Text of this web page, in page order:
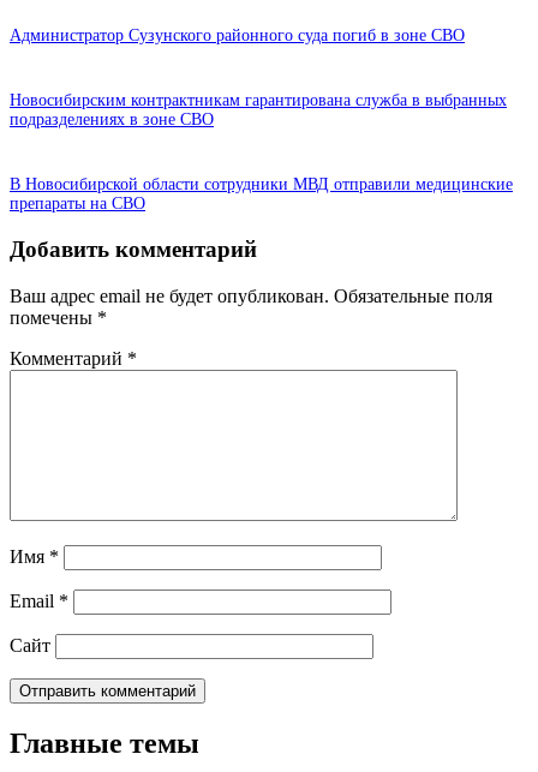
Администратор Сузунского районного суда погиб в зоне СВО
Новосибирским контрактникам гарантирована служба в выбранных
подразделениях в зоне СВО
В Новосибирской области сотрудники МВД отправили медицинские
препараты на СВО
Добавить комментарий
Ваш адрес email не будет опубликован. Обязательные поля
помечены *
Комментарий *
Имя *
Email *
Сайт
Главные темы